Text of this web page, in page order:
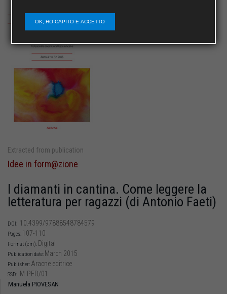
Extracted from publication
Idee in form@zione
I diamanti in cantina. Come leggere la
letteratura per ragazzi (di Antonio Faeti)
DOI: 10.4399/97888548784579
Pages: 107-110
Format (cm): Digital
Publication date: March 2015
Publisher: Aracne editrice
SSD: M-PED/01
Manuela PIOVESAN
OK, HO CAPITO E ACCETTO